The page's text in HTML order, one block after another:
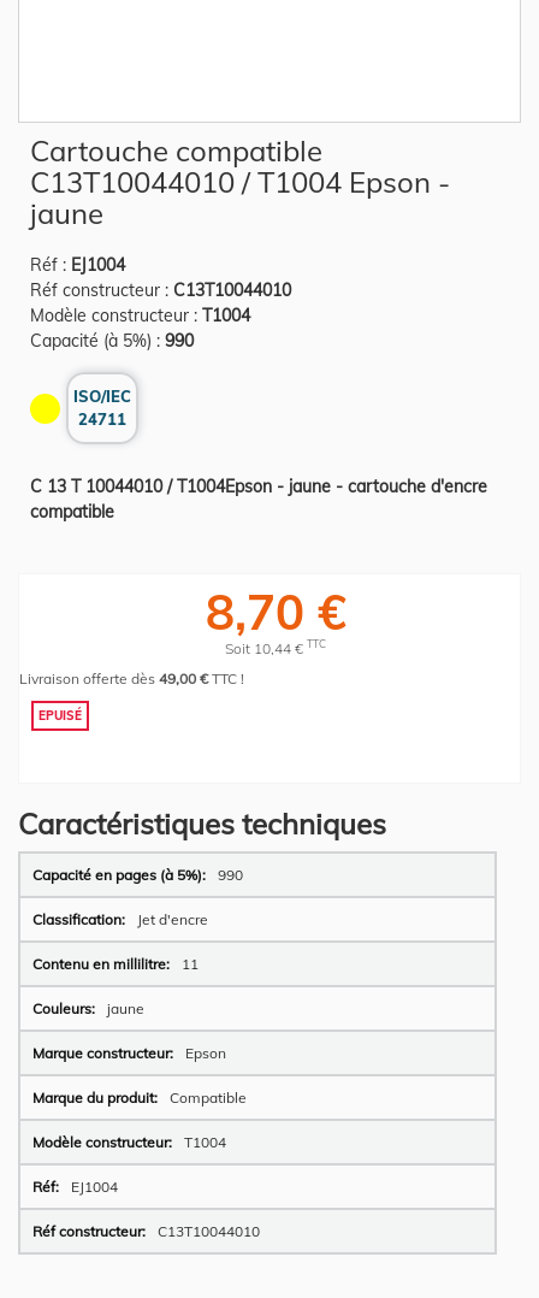
the
beginning
gallery
Cartouche compatible
C13T10044010 / T1004 Epson -
jaune
Réf : EJ1004
Réf constructeur : C13T10044010
Modèle constructeur : T1004
Capacité (à 5%) : 990
ISO/IEC
24711
C 13 T 10044010 / T1004Epson - jaune - cartouche d'encre
compatible
8,70 €
Soit 10,44 € TTC
Livraison offerte dès 49,00 €TTC !
EPUISÉ
Caractéristiques techniques
Plus
d’information
990
Jet d'encre
11
jaune
Epson
Compatible
T1004
EJ1004
C13T10044010